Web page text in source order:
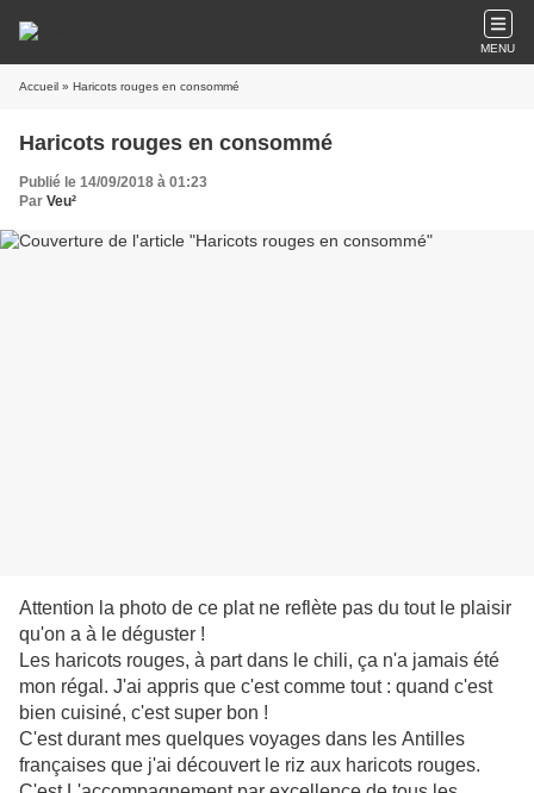
MENU
Accueil » Haricots rouges en consommé
Haricots rouges en consommé
Publié le 14/09/2018 à 01:23
Par Veu²
Attention la photo de ce plat ne reflète pas du tout le plaisir
qu'on a à le déguster !
Les haricots rouges, à part dans le chili, ça n'a jamais été
mon régal. J'ai appris que c'est comme tout : quand c'est
bien cuisiné, c'est super bon !
C'est durant mes quelques voyages dans les Antilles
françaises que j'ai découvert le riz aux haricots rouges.